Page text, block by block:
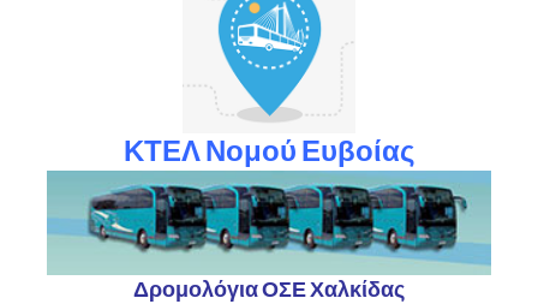
ΚΤΕΛ Νομού Ευβοίας
Δρομολόγια ΟΣΕ Χαλκίδας